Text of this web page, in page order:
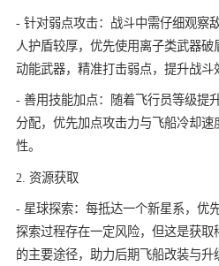
- 针对弱点攻击：战斗中需仔细观
人护盾较厚，优先使用离子类武器
动能武器，精准打击弱点，提升战斗
- 善用技能加点：随着飞行员等级提
分配，优先加点攻击力与飞船冷却
性。
2. 资源获取
- 星球探索：每抵达一个新星系，优
探索过程存在一定风险，但这是获
的主要途径，助力后期飞船改装与升